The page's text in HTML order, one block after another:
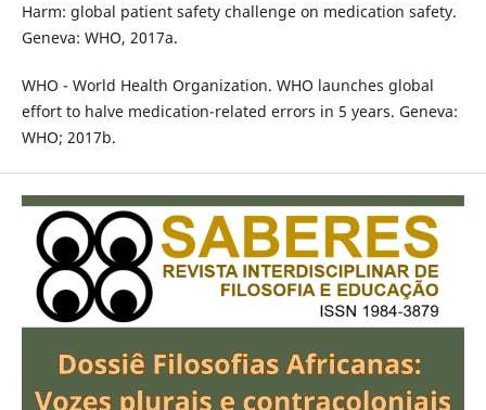
Harm: global patient safety challenge on medication safety.
Geneva: WHO, 2017a.
WHO - World Health Organization. WHO launches global
effort to halve medication-related errors in 5 years. Geneva:
WHO; 2017b.